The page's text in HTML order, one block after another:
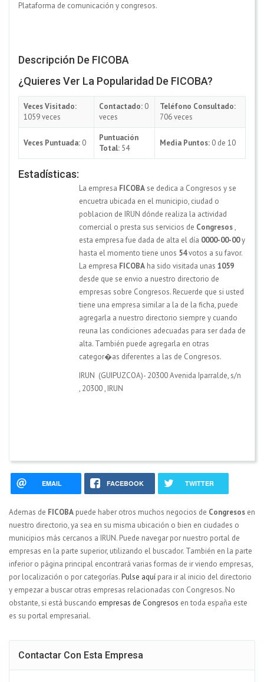
Plataforma de comunicación y congresos.
Descripción De FICOBA
¿Quieres Ver La Popularidad De FICOBA?
Veces Visitado:
1059 veces
Contactado: 0
veces
Teléfono Consultado:
706 veces
Veces Puntuada: 0
Puntuación
Total: 54
Media Puntos: 0 de 10
Estadísticas:
La empresa FICOBAse dedica a Congresos y se
encuetra ubicada en el municipio, ciudad o
poblacion de IRUN dónde realiza la actividad
comercial o presta sus servicios de Congresos,
esta empresa fue dada de alta el día 0000-00-00y
hasta el momento tiene unos 54votos a su favor.
La empresa FICOBA ha sido visitada unas 1059
desde que se envio a nuestro directorio de
empresas sobre Congresos. Recuerde que si usted
tiene una empresa similar a la de la ficha, puede
agregarla a nuestro directorio siempre y cuando
reuna las condiciones adecuadas para ser dada de
alta. También puede agregarla en otras
categor�as diferentes a las de Congresos.
IRUN (GUIPUZCOA)- 20300 Avenida Iparralde, s/n
, 20300, IRUN
EMAIL FACEBOOK TWITTER
Ademas de FICOBA puede haber otros muchos negocios de Congresos en
nuestro directorio, ya sea en su misma ubicación o bien en ciudades o
municipios más cercanos a IRUN. Puede navegar por nuestro portal de
empresas en la parte superior, utilizando el buscador. También en la parte
inferior o página principal encontrará varias formas de ir viendo empresas,
por localización o por categorías.Pulse aquí para ir al inicio del directorio
y empezar a buscar otras empresas relacionadas con Congresos. No
obstante, si está buscando empresas de Congresos en toda españa este
es su portal empresarial.
Contactar Con Esta Empresa